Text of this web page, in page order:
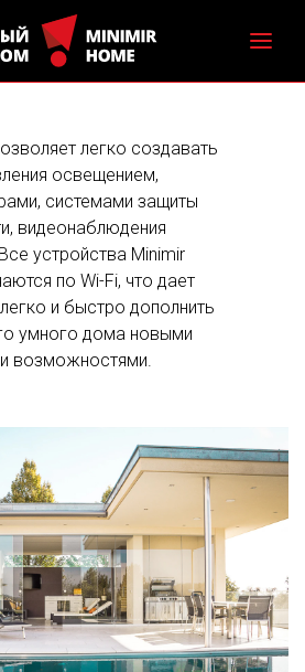
легко создавать
освещением,
системами защиты
видеонаблюдения
устройства Minimir
по Wi-Fi, что дает
и быстро дополнить
умного дома новыми
возможностями.